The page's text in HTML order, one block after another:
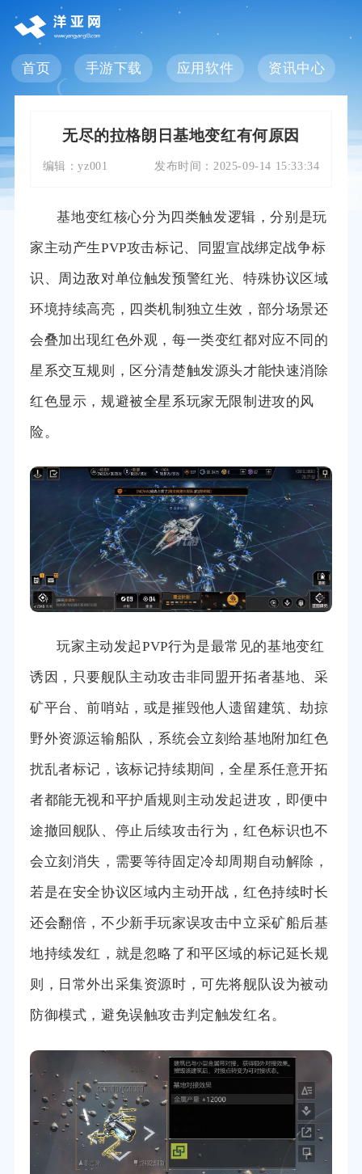
首页 手游下载 应用软件 资讯中心
无尽的拉格朗日基地变红有何原因
编辑：yz001 发布时间： 2025-09-14 15:33:34
基地变红核心分为四类触发逻辑，分别是玩
家主动产生PVP攻击标记、同盟宣战绑定战争标
识、周边敌对单位触发预警红光、特殊协议区域
环境持续高亮，四类机制独立生效，部分场景还
会叠加出现红色外观，每一类变红都对应不同的
星系交互规则，区分清楚触发源头才能快速消除
红色显示，规避被全星系玩家无限制进攻的风
险。
玩家主动发起PVP行为是最常见的基地变红
诱因，只要舰队主动攻击非同盟开拓者基地、采
矿平台、前哨站，或是摧毁他人遗留建筑、劫掠
野外资源运输船队，系统会立刻给基地附加红色
扰乱者标记，该标记持续期间，全星系任意开拓
者都能无视和平护盾规则主动发起进攻，即便中
途撤回舰队、停止后续攻击行为，红色标识也不
会立刻消失，需要等待固定冷却周期自动解除，
若是在安全协议区域内主动开战，红色持续时长
还会翻倍，不少新手玩家误攻击中立采矿船后基
地持续发红，就是忽略了和平区域的标记延长规
则，日常外出采集资源时，可先将舰队设为被动
防御模式，避免误触攻击判定触发红名。